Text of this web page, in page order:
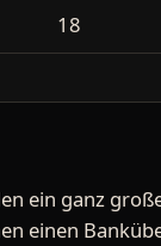
18
ein ganz
einen